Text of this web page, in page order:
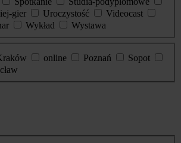
gier Uroczystość
Videocast
Wykład
Wystawa
online Poznań
Sopot